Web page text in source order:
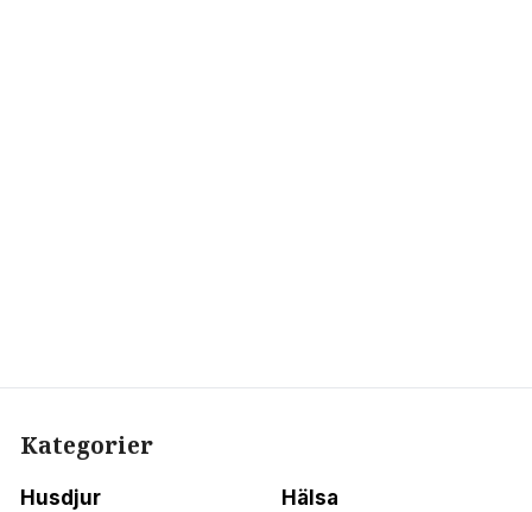
Kategorier
Husdjur Hälsa